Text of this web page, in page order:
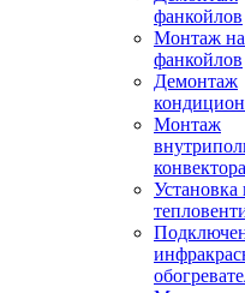
фанкойлов
Монтаж
фанкойлов
Демонтаж
Монтаж
конвектора
Установка